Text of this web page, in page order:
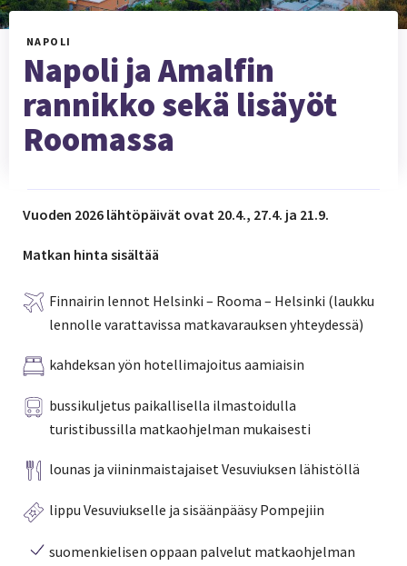
NAPOLI
Napoli ja Amalfin
rannikko sekä lisäyöt
Roomassa
Vuoden 2026 lähtöpäivät ovat 20.4., 27.4. ja 21.9.
Matkan hinta sisältää
Finnairin lennot Helsinki – Rooma – Helsinki (laukku
lennolle varattavissa matkavarauksen yhteydessä)
kahdeksan yön hotellimajoitus aamiaisin
bussikuljetus paikallisella ilmastoidulla
turistibussilla matkaohjelman mukaisesti
lounas ja viininmaistajaiset Vesuviuksen lähistöllä
lippu Vesuviukselle ja sisäänpääsy Pompejiin
suomenkielisen oppaan palvelut matkaohjelman